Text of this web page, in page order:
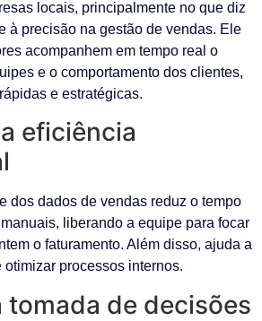
locais, principalmente no que diz
à precisão na gestão de vendas. Ele
acompanhem em tempo real o
e o comportamento dos clientes,
e estratégicas.
eficiência
dos dados de vendas reduz o tempo
liberando a equipe para focar
o faturamento. Além disso, ajuda a
processos internos.
tomada de decisões